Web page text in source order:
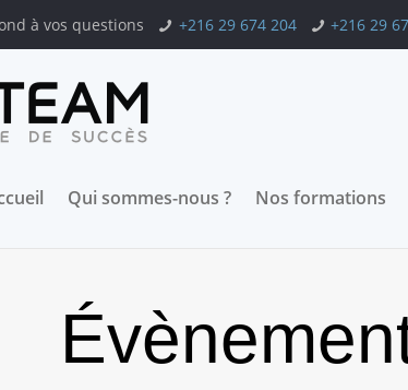
à vos questions +216 29 674 204 +216 29
Qui sommes-nous ? Nos formations